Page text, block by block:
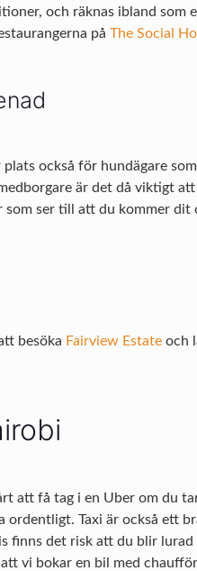
och räknas ibland som
på The Social
också för hundägare
är det då viktigt att
ser till att du kommer dit
besöka Fairview Estate och
att få tag i en Uber om du
Taxi är också ett
finns det risk att du blir
vi bokar en bil med